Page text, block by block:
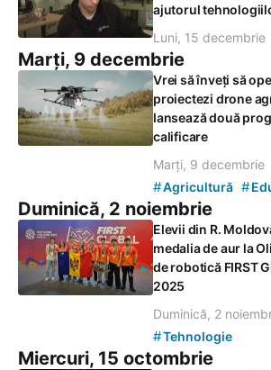
ajutorul
Luni, 15 decembrie
Marți, 9 decembrie
Vrei să înveți să
proiectezi drone
lansează două
calificare
Marți, 9 decembrie
#Agricultură #
Duminică, 2 noiembrie
Elevii din R.
medalia de aur la
de robotică FIRST
2025
Duminică, 2
#Tehnologie
Miercuri, 15 octombrie